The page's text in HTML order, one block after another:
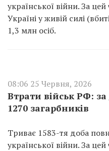
української війни. За
Україні у живій силі
1,3 млн осіб.
08:06 25 Червня, 2026
Втрати військ РФ:
1270 загарбників
Триває 1583-тя доба
української війни. За